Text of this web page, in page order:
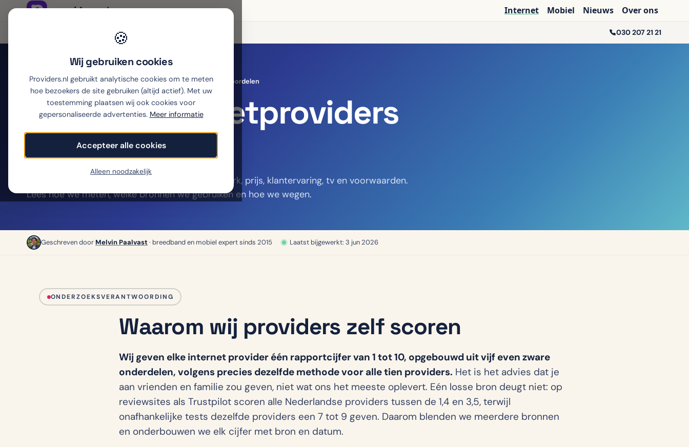
🍪
Wij gebruiken cookies
Providers.nl gebruikt analytische cookies om te meten
hoe bezoekers de site gebruiken (altijd actief). Met uw
toestemming plaatsen wij ook cookies voor
gepersonaliseerde advertenties. Meer informatie
Accepteer alle cookies
Alleen noodzakelijk
Internet Mobiel Nieuws Over ons
Onafhankelijk sinds 2007 030 207 21 21
Home›Internet›Internet providers› Hoe wij internetproviders beoordelen
Hoe wij internetproviders
beoordelen
Wij scoren internetproviders op 5 punten: netwerk, prijs, klantervaring, tv en voorwaarden.
Lees hoe we meten, welke bronnen we gebruiken en hoe we wegen.
Geschreven door Melvin Paalvast · breedband en mobiel expert sinds 2015 Laatst bijgewerkt: 3 jun 2026
ONDERZOEKSVERANTWOORDING
Waarom wij providers zelf scoren
Wij geven elke internet provider één rapportcijfer van 1 tot 10, opgebouwd uit vijf even zware
onderdelen, volgens precies dezelfde methode voor alle tien providers. Het is het advies dat je
aan vrienden en familie zou geven, niet wat ons het meeste oplevert. Eén losse bron deugt niet: op
reviewsites als Trustpilot scoren alle Nederlandse providers tussen de 1,4 en 3,5, terwijl
onafhankelijke tests dezelfde providers een 7 tot 9 geven. Daarom blenden we meerdere bronnen
en onderbouwen we elk cijfer met bron en datum.